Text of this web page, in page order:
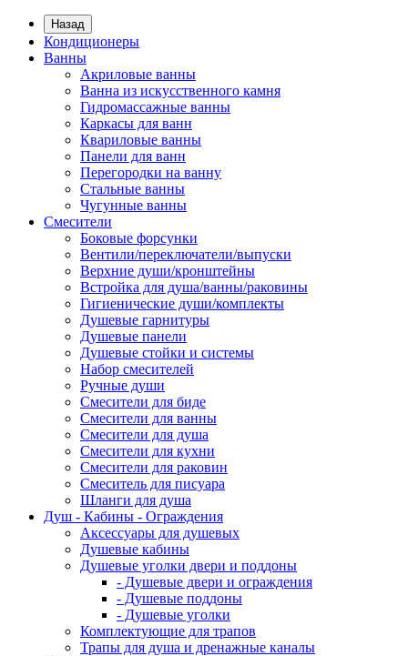
Назад
Кондиционеры
Ванны
Акриловые ванны
Ванна из искусственного камня
Гидромассажные ванны
Каркасы для ванн
Квариловые ванны
Панели для ванн
Перегородки на ванну
Стальные ванны
Чугунные ванны
Смесители
Боковые форсунки
Вентили/переключатели/выпуски
Верхние души/кронштейны
Встройка для душа/ванны/раковины
Гигиенические души/комплекты
Душевые гарнитуры
Душевые панели
Душевые стойки и системы
Набор смесителей
Ручные души
Смесители для биде
Смесители для ванны
Смесители для душа
Смесители для кухни
Смесители для раковин
Смеситель для писуара
Шланги для душа
Душ - Кабины - Ограждения
Аксессуары для душевых
Душевые кабины
Душевые уголки двери и поддоны
- Душевые двери и ограждения
- Душевые поддоны
- Душевые уголки
Комплектующие для трапов
Трапы для душа и дренажные каналы